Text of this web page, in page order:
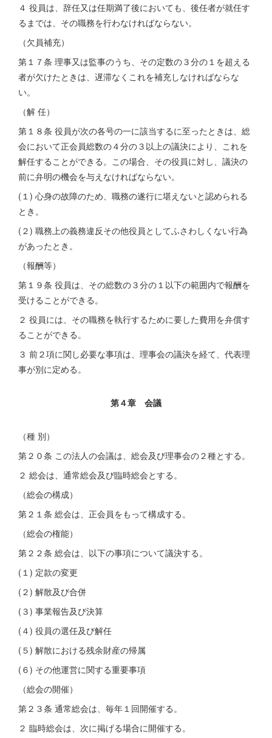
４ 役員は、辞任又は任期満了後においても、後任者が就任す
るまでは、その職務を行わなければならない。
（欠員補充）
第１７条 理事又は監事のうち、その定数の３分の１を超える
者が欠けたときは、遅滞なくこれを補充しなければならな
い。
（解 任）
第１８条 役員が次の各号の一に該当するに至ったときは、総
会において正会員総数の４分の３以上の議決により、これを
解任することができる。この場合、その役員に対し、議決の
前に弁明の機会を与えなければならない。
(１) 心身の故障のため、職務の遂行に堪えないと認められる
とき。
(２) 職務上の義務違反その他役員としてふさわしくない行為
があったとき。
（報酬等）
第１９条 役員は、その総数の３分の１以下の範囲内で報酬を
受けることができる。
２ 役員には、その職務を執行するために要した費用を弁償す
ることができる。
３ 前２項に関し必要な事項は、理事会の議決を経て、代表理
事が別に定める。
第４章 会議
（種 別）
第２０条 この法人の会議は、総会及び理事会の２種とする。
２ 総会は、通常総会及び臨時総会とする。
（総会の構成）
第２１条 総会は、正会員をもって構成する。
（総会の権能）
第２２条 総会は、以下の事項について議決する。
(１) 定款の変更
(２) 解散及び合併
(３) 事業報告及び決算
(４) 役員の選任及び解任
(５) 解散における残余財産の帰属
(６) その他運営に関する重要事項
（総会の開催）
第２３条 通常総会は、毎年１回開催する。
２ 臨時総会は、次に掲げる場合に開催する。